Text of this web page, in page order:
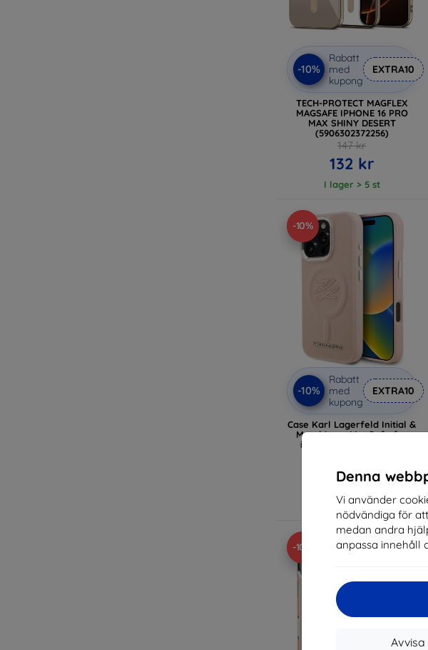
Denna
Vi använder
nödvändiga för
medan andra
anpassa innehåll
Avvisa
-10%
Rabatt
med
kupong
EXTRA10
TECH-PROTECT MAGFLEX
MAGSAFE IPHONE 16 PRO
MAX SHINY DESERT
(5906302372256)
147 kr
132 kr
I lager > 5 st
-10%
-10%
Rabatt
med
kupong
EXTRA10
Case Karl Lagerfeld Initial &
Metal Logo MagSafe for
iPhone 16 Pro Max pink
313 kr
I lager > 5 st
-10%